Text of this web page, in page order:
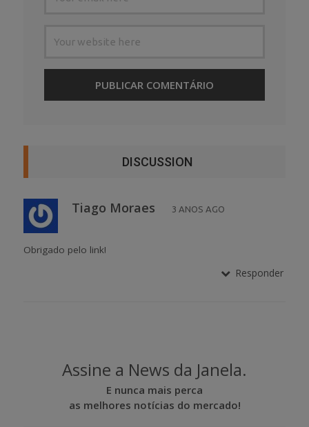
DISCUSSION
Tiago Moraes 3 ANOS AGO
Obrigado pelo link!
Responder
Assine a News da Janela.
E nunca mais perca
as melhores notícias do mercado!